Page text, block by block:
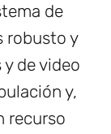
de
robusto y
de video
y,
recurso